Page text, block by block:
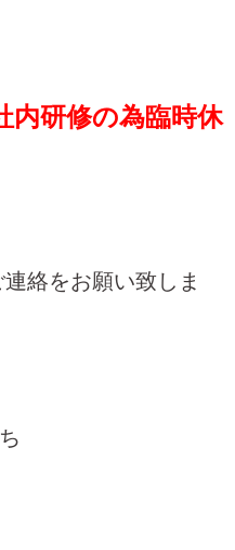
内研修の為臨時休
絡をお願い致しま